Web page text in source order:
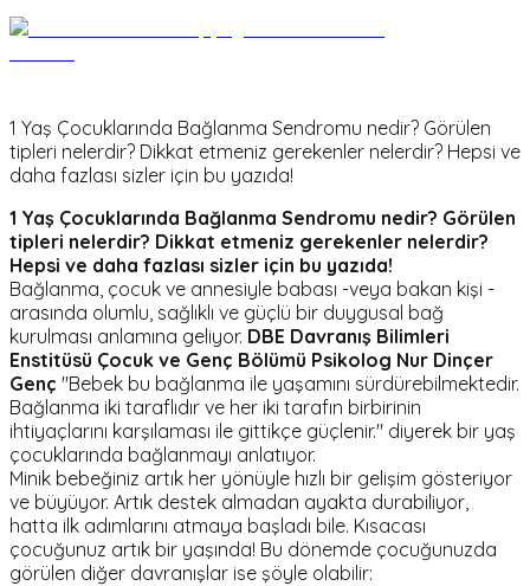
1 Yaş Çocuklarında Bağlanma Sendromu nedir? Görülen
tipleri nelerdir? Dikkat etmeniz gerekenler nelerdir? Hepsi ve
daha fazlası sizler için bu yazıda!
1 Yaş Çocuklarında Bağlanma Sendromu nedir? Görülen
tipleri nelerdir? Dikkat etmeniz gerekenler nelerdir?
Hepsi ve daha fazlası sizler için bu yazıda!
Bağlanma, çocuk ve annesiyle babası -veya bakan kişi -
arasında olumlu, sağlıklı ve güçlü bir duygusal bağ
kurulması anlamına geliyor. DBE Davranış Bilimleri
Enstitüsü Çocuk ve Genç Bölümü Psikolog Nur Dinçer
Genç "Bebek bu bağlanma ile yaşamını sürdürebilmektedir.
Bağlanma iki taraflıdır ve her iki tarafın birbirinin
ihtiyaçlarını karşılaması ile gittikçe güçlenir." diyerek bir yaş
çocuklarında bağlanmayı anlatıyor.
Minik bebeğiniz artık her yönüyle hızlı bir gelişim gösteriyor
ve büyüyor. Artık destek almadan ayakta durabiliyor,
hatta ilk adımlarını atmaya başladı bile. Kısacası
çocuğunuz artık bir yaşında! Bu dönemde çocuğunuzda
görülen diğer davranışlar ise şöyle olabilir: